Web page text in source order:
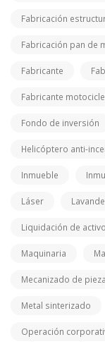
Fabricación
Fabricación pan de
Fabricante
Fabricante
Fondo de inversión
Helicóptero anti-
Inmueble
Láser
Liquidación de
Maquinaria
Mecanizado de
Metal sinterizado
Operación